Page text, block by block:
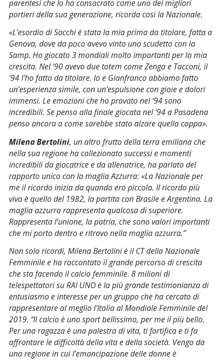
parentesi che lo ha consacrato come uno dei migliori
portieri della sua generazione, ricorda così la Nazionale.
«L’esordio di Sacchi è stata la mia prima da titolare, fatta a
Genova, dove da poco avevo vinto uno scudetto con la
Samp. Ho giocato 3 mondiali molto importanti per la mia
crescita. Nel ‘90 avevo due totem come Zenga e Tacconi, il
‘94 l’ho fatto da titolare. Io e Gianfranco abbiamo fatto
un’esperienza simile, con un’espulsione con gioie e dolori
immensi. Le emozioni che ho provato nel ‘94 sono
incredibili. Se penso alla finale giocata nel ‘94 a Pasadena
penso ancora a come sarebbe stato alzare quella coppa».
Milena Bertolini, un altro frutto della terra emiliana che
nella sua regione ha collezionato successi e momenti
incredibili da giocatrice e da allenatrice, ha parlato del
rapporto unico con la maglia Azzurra:«La Nazionale per
me il ricordo inizia da quando ero piccola. Il ricordo più
vivo è quello del 1982, la partita con Brasile e Argentina. La
maglia azzurra rappresenta qualcosa di superiore.
Rappresenta l’unione, la patria, che sono valori importanti
che mi porto dentro e ritrovo nella maglia azzurra.”
Non solo ricordi, Milena Bertolini è il CT della Nazionale
Femminile e ha raccontato il grande percorso di crescita
che sta facendo il calcio femminile. 8 milioni di
telespettatori su RAI UNO è la più grande testimonianza di
entusiasmo e interesse per un gruppo che ha cercato di
rappresentare al meglio l’Italia al Mondiale Femminile del
2019. “Il calcio è uno sport bellissimo, per me il più bello.
Per una ragazza è una palestra di vita, ti fortifica e ti fa
affrontare le difficoltà della vita e della società. Vengo da
una regione in cui l’emancipazione delle donne è